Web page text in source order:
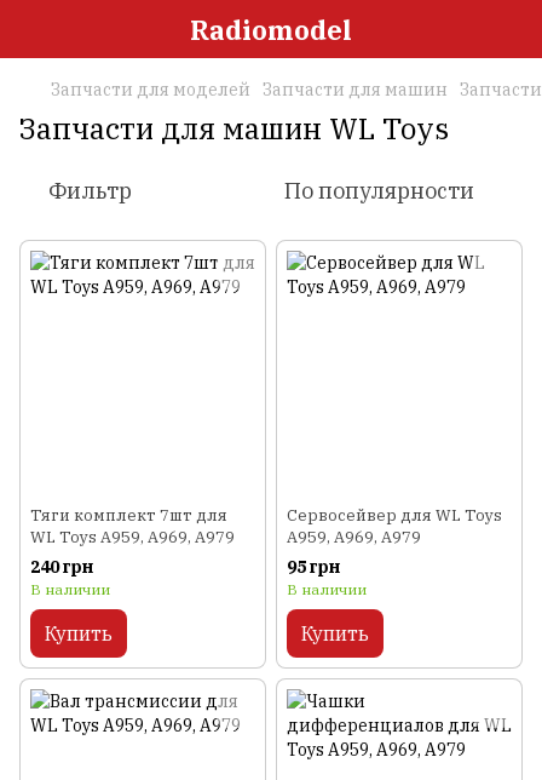
Radiomodel
Запчасти для моделей Запчасти для машин
Запчасти для машин WL Toys
Фильтр По популярности
Тяги комплект 7шт для
WL Toys A959, A969, A979
240 грн
В наличии
Купить
Сервосейвер для WL Toys
A959, A969, A979
95 грн
В наличии
Купить